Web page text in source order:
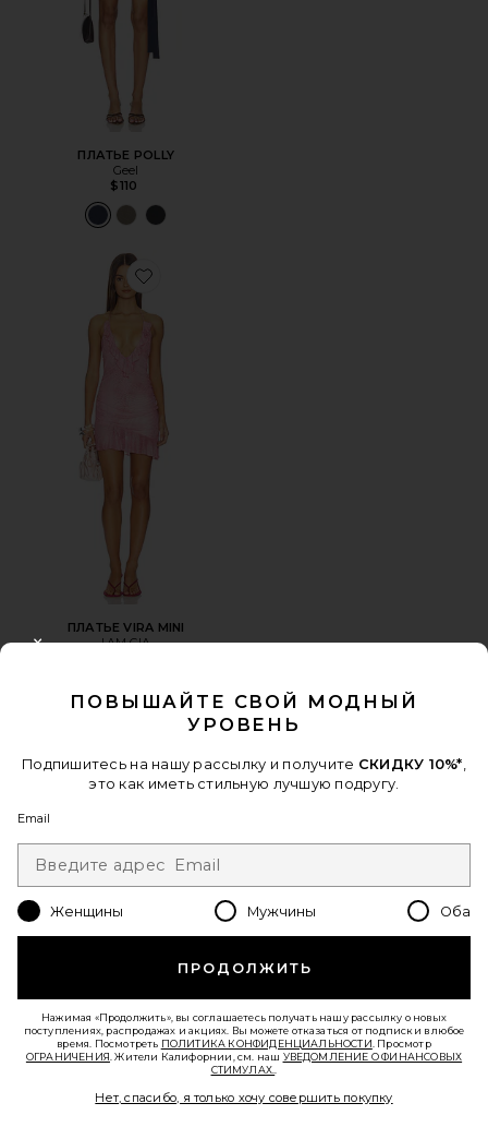
ПЛАТЬЕ POLLY
Geel
$110
Favorite ПЛАТЬЕ VIRA MINI
ПЛАТЬЕ VIRA MINI
I.AM.GIA
Favorite ДВУХСЛОЙНОЕ ПЛАТЬЕ
ДВУХСЛОЙНОЕ ПЛАТЬЕ
ПОВЫШАЙТЕ СВОЙ МОДНЫЙ
УРОВЕНЬ
Подпишитесь на нашу рассылку и получите СКИДКУ 10%*
это как иметь стильную лучшую подругу.
Email
Женщины Мужчины Оба
ПРОДОЛЖИТЬ
Нажимая «Продолжить», вы соглашаетесь получать нашу рассылку о новых
поступлениях, распродажах и акциях. Вы можете отказаться от подписки в любое
время. Посмотреть ПОЛИТИКА КОНФИДЕНЦИАЛЬНОСТИ . Просмотр
ОГРАНИЧЕНИЯ . Жители Калифорнии, см. наш УВЕДОМЛЕНИЕ О ФИНАНСОВЫХ
СТИМУЛАХ.
Нет, спасибо, я только хочу совершить покупку